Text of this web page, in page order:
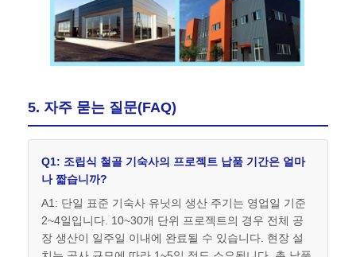
5. 자주 묻는 질문(FAQ)
Q1: 조립식 철골 기숙사의 프로젝트 납품 기간은 얼마
나 짧습니까?
A1: 단일 표준 기숙사 유닛의 생산 주기는 영업일 기준
2~4일입니다. 10~30개 단위 프로젝트의 경우 전체 공
장 생산이 일주일 이내에 완료될 수 있습니다. 현장 설